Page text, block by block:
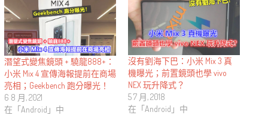
潛望式變焦鏡頭 + 驍龍888+：
小米 Mix 4 宣傳海報提前在商場
亮相；Geekbench 跑分曝光！
6 8 月, 2021
在「Android」中
沒有劉海下巴：小米 Mix 3 真
機曝光；前置鏡頭也學 vivo
NEX 玩升降式？
5 7 月, 2018
在「Android」中